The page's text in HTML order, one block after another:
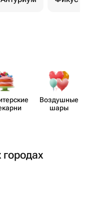
Воздушные
шары
городах